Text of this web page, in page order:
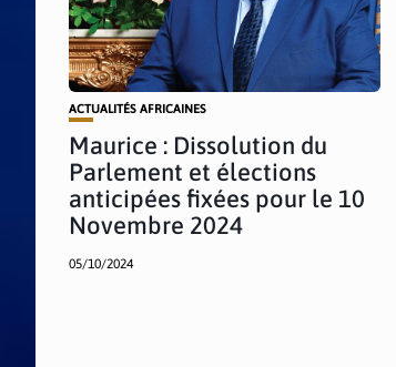
ACTUALITÉS AFRICAINES
Maurice : Dissolution du
Parlement et élections
anticipées fixées pour le 10
Novembre 2024
05/10/2024